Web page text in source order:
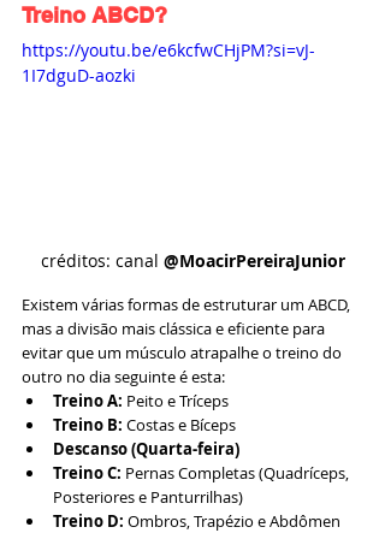
Treino ABCD?
https://youtu.be/e6kcfwCHjPM?si=vJ-
1I7dguD-aozki
créditos: canal @MoacirPereiraJunior
Existem várias formas de estruturar um ABCD,
mas a divisão mais clássica e eficiente para
evitar que um músculo atrapalhe o treino do
outro no dia seguinte é esta:
Treino A: Peito e Tríceps
Treino B: Costas e Bíceps
Descanso (Quarta-feira)
Treino C: Pernas Completas (Quadríceps,
Posteriores e Panturrilhas)
Treino D: Ombros, Trapézio e Abdômen